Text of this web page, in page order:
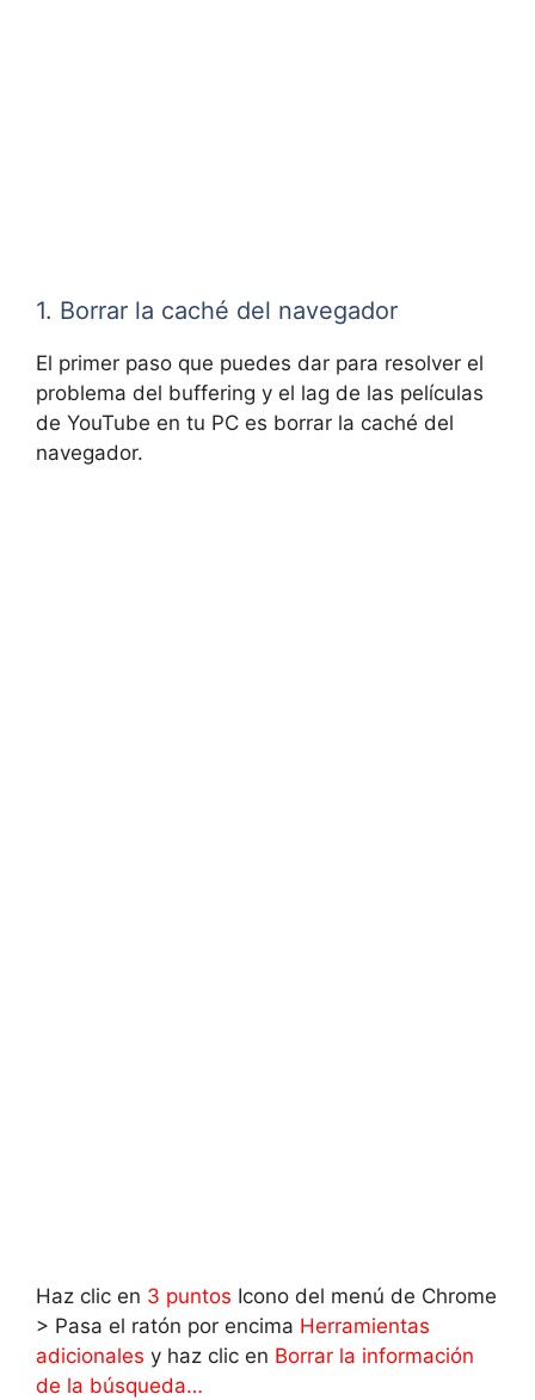
1. Borrar la caché del navegador
El primer paso que puedes dar para resolver el
problema del buffering y el lag de las películas
de YouTube en tu PC es borrar la caché del
navegador.
Haz clic en 3 puntos Icono del menú de Chrome
> Pasa el ratón por encima Herramientas
adicionales y haz clic en Borrar la información
de la búsqueda…